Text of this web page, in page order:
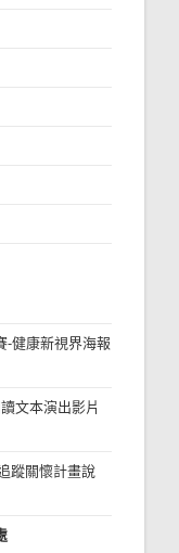
-健康新視界海報
文本演出影片
蹤關懷計畫說